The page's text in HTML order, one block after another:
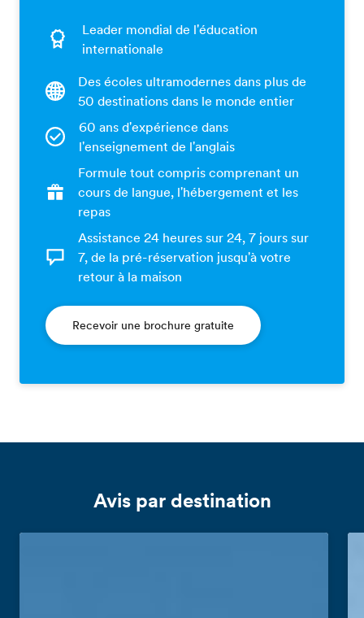
Leader mondial de l'éducation
internationale
Des écoles ultramodernes dans plus de
50 destinations dans le monde entier
60 ans d'expérience dans
l'enseignement de l'anglais
Formule tout compris comprenant un
cours de langue, l'hébergement et les
repas
Assistance 24 heures sur 24, 7 jours sur
7, de la pré-réservation jusqu'à votre
retour à la maison
Recevoir une brochure gratuite
Avis par destination